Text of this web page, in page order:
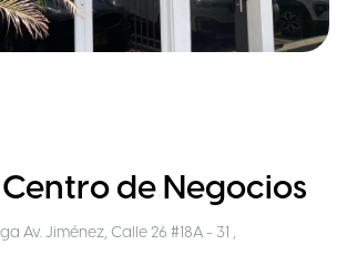
de Negocios
Av. Jiménez, Calle 26 #18A - 31 ,